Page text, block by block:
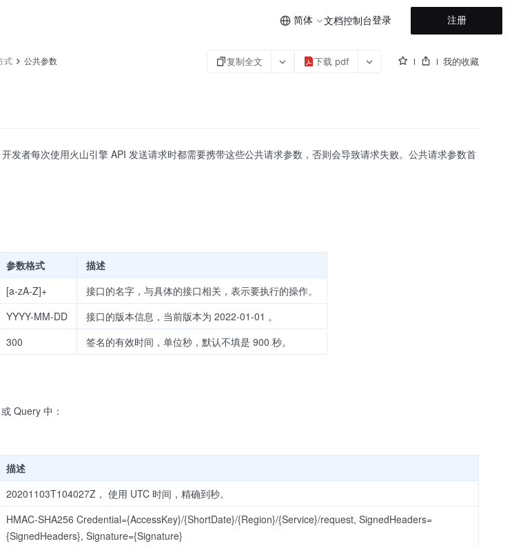
简体 文档控制台登录 注册
式 公共参数 复制全文 下载 pdf 我的收藏
发者每次使用火山引擎 API 发送请求时都需要携带这些公共请求参数，否则会导致请求失败。公共请求参数首
参数格式
描述
[a-zA-Z]+
接口的名字，与具体的接口相关，表示要执行的操作。
YYYY-MM-DD
接口的版本信息，当前版本为 2022-01-01 。
300 签名的有效时间，单位秒，默认不填是 900 秒。
Query 中：
描述
20201103T104027Z， 使用 UTC 时间，精确到秒。
HMAC-SHA256 Credential={AccessKey}/{ShortDate}/{Region}/{Service}/request, SignedHeaders=
{SignedHeaders}, Signature={Signature}